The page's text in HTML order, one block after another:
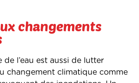
changements
de l’eau est aussi de lutter
changement climatique comme